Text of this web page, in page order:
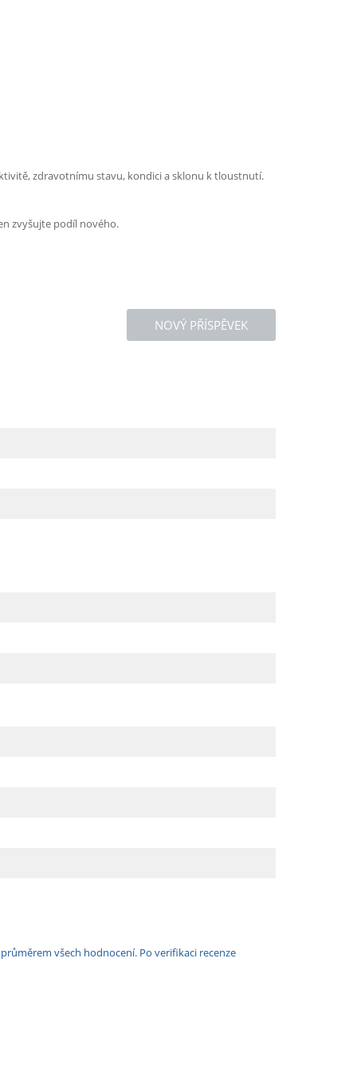
zdravotnímu stavu, kondici a sklonu k tloustnutí.
zvyšujte podíl nového.
NOVÝ PŘÍSPĚVEK
všech hodnocení. Po verifikaci recenze